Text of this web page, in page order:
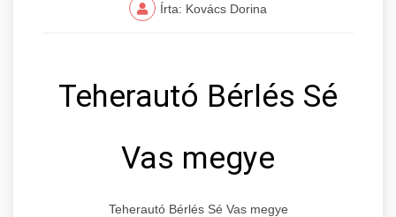
Írta: Kovács Dorina
Teherautó Bérlés Sé
Vas megye
Teherautó Bérlés Sé Vas megye